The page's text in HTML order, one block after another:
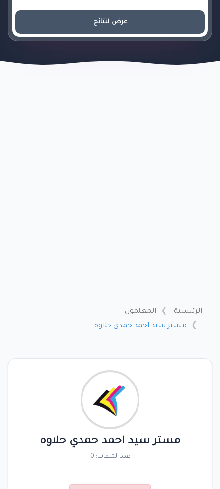
عرض النتائج
الرئيسية
المعلمون
مستر سيد احمد حمدي حلاوه
مستر سيد احمد حمدي حلاوه
عدد الملفات: 0